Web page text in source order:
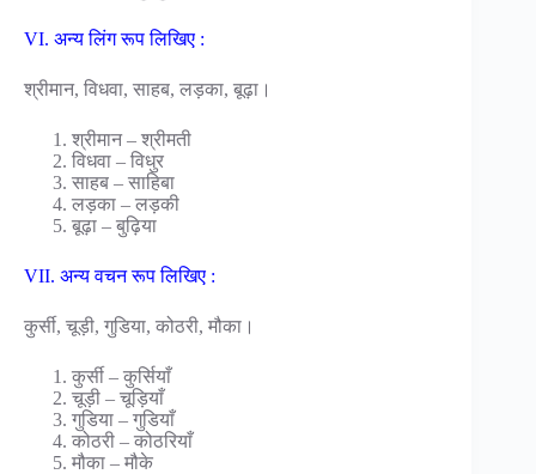
VI. अन्य लिंग रूप लिखिए :
श्रीमान, विधवा, साहब, लड़का, बूढ़ा।
श्रीमान – श्रीमती
विधवा – विधुर
साहब – साहिबा
लड़का – लड़की
बूढ़ा – बुढ़िया
VII. अन्य वचन रूप लिखिए :
कुर्सी, चूड़ी, गुडिया, कोठरी, मौका।
कुर्सी – कुर्सियाँ
चूड़ी – चूड़ियाँ
गुडिया – गुडियाँ
कोठरी – कोठरियाँ
मौका – मौके